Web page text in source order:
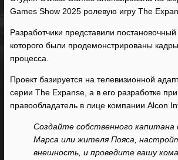
Games Show 2025 ролевую игру The
Разработчики представили
которого были продемонстрированы
процесса.
Проект базируется на телевизионной
серии The Expanse, а в его разработке
правообладатель в лице компании Alcon
Создайте собственного капитана
Марса или жителя Пояса,
внешность, и проведите вашу